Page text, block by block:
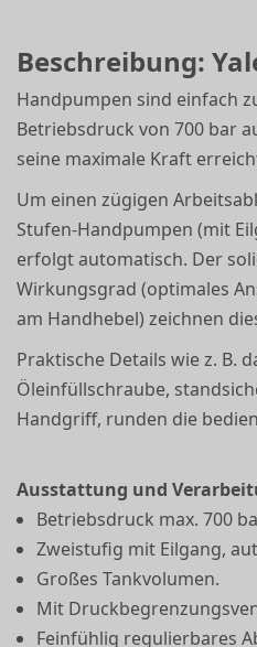
Beschreibung:
Handpumpen sind einfach
Betriebsdruck von 700 bar
seine maximale Kraft
Um einen zügigen
Stufen-Handpumpen (mit
erfolgt automatisch. Der
Wirkungsgrad (optimales
am Handhebel) zeichnen
Praktische Details wie z. B.
Öleinfüllschraube,
Handgriff, runden die
Ausstattung und
Betriebsdruck max. 700
Zweistufig mit Eilgang,
Großes Tankvolumen.
Mit
Feinfühlig regulierbares